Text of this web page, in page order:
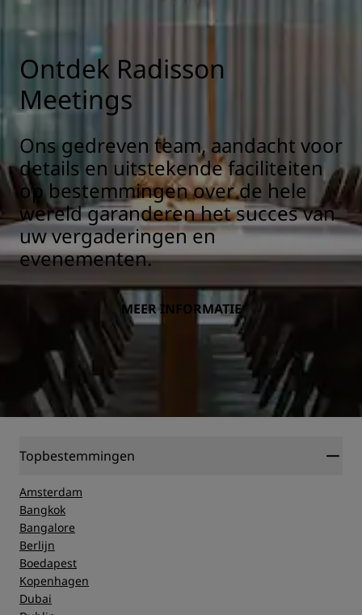
Ontdek Radisson
Meetings
Ons gedreven team, aandacht voor
details en uitstekende faciliteiten
op bestemmingen over de hele
wereld garanderen het succes van
uw vergaderingen en
evenementen.
MEER INFORMATIE
Topbestemmingen
Amsterdam
Bangkok
Bangalore
Berlijn
Boedapest
Kopenhagen
Dubai